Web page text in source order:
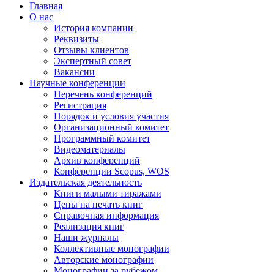
Главная
О нас
История компании
Реквизиты
Отзывы клиентов
Экспертный совет
Вакансии
Научные конференции
Перечень конференций
Регистрация
Порядок и условия участия
Организационный комитет
Программный комитет
Видеоматериалы
Архив конференций
Конференции Scopus, WOS
Издательская деятельность
Книги малыми тиражами
Цены на печать книг
Справочная информация
Реализация книг
Наши журналы
Коллективные монографии
Авторские монографии